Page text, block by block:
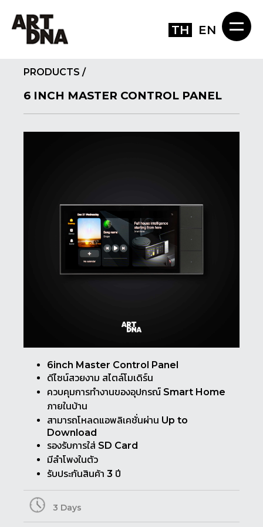
TH EN
PRODUCTS /
6 INCH MASTER CONTROL PANEL
6inch Master Control Panel
ดีไซน์สวยงาม สไตล์โมเดิร์น
ควบคุมการทำงานของอุปกรณ์ Smart Home
ภายในบ้าน
สามารถโหลดแอพลิเคชั่นผ่าน Up to
Download
รองรับการใส่ SD Card
มีลำโพงในตัว
รับประกันสินค้า 3 ปี
3 Days